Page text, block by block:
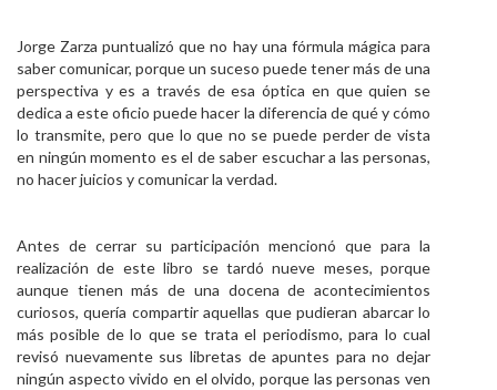
Jorge Zarza puntualizó que no hay una fórmula mágica para
saber comunicar, porque un suceso puede tener más de una
perspectiva y es a través de esa óptica en que quien se
dedica a este oficio puede hacer la diferencia de qué y cómo
lo transmite, pero que lo que no se puede perder de vista
en ningún momento es el de saber escuchar a las personas,
no hacer juicios y comunicar la verdad.
Antes de cerrar su participación mencionó que para la
realización de este libro se tardó nueve meses, porque
aunque tienen más de una docena de acontecimientos
curiosos, quería compartir aquellas que pudieran abarcar lo
más posible de lo que se trata el periodismo, para lo cual
revisó nuevamente sus libretas de apuntes para no dejar
ningún aspecto vivido en el olvido, porque las personas ven